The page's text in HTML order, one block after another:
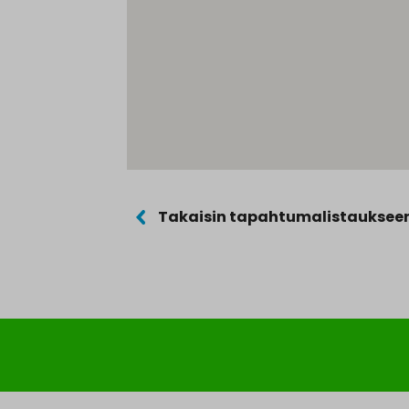
Takaisin